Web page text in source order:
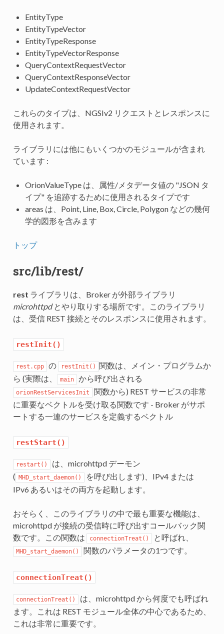
EntityType
EntityTypeVector
EntityTypeResponse
EntityTypeVectorResponse
QueryContextRequestVector
QueryContextResponseVector
UpdateContextRequestVector
これらのタイプは、NGSIv2 リクエストとレスポンスに
使用されます。
ライブラリには他にもいくつかのモジュールが含まれ
ています :
OrionValueType は、属性/メタデータ値の "JSON タ
イプ" を追跡するために使用されるタイプです
areas は、Point, Line, Box, Circle, Polygon などの幾何
学的図形を含みます
トップ
src/lib/rest/
rest ライブラリは、Broker が外部ライブラリ
microhttpdとやり取りする場所です。このライブラリ
は、受信 REST 接続とそのレスポンスに使用されます。
restInit()
rest.cpp の restInit() 関数は、メイン・プログラムか
ら (実際は、
main から呼び出される
orionRestServicesInit
関数から) REST サービスの非常
に重要なベクトルを受け取る関数です - Broker がサポ
ートする一連のサービスを定義するベクトル
restStart()
restart()
は、microhttpd デーモン
( MHD_start_daemon()
を呼び出します)、IPv4 または
IPv6 あるいはその両方を起動します。
おそらく、このライブラリの中で最も重要な機能は、
microhttpd が接続の受信時に呼び出すコールバック関
数です。この関数は
connectionTreat() と呼ばれ、
MHD_start_daemon() 関数のパラメータの1つです。
connectionTreat()
connectionTreat()
は、microhttpd から何度でも呼ばれ
ます。これは REST モジュール全体の中心であるため、
これは非常に重要です。